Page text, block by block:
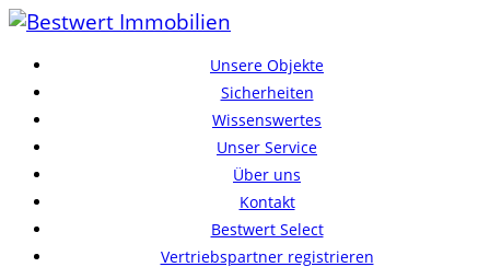
Unsere Objekte
Sicherheiten
Wissenswertes
Unser Service
Über uns
Kontakt
Bestwert Select
Vertriebspartner registrieren